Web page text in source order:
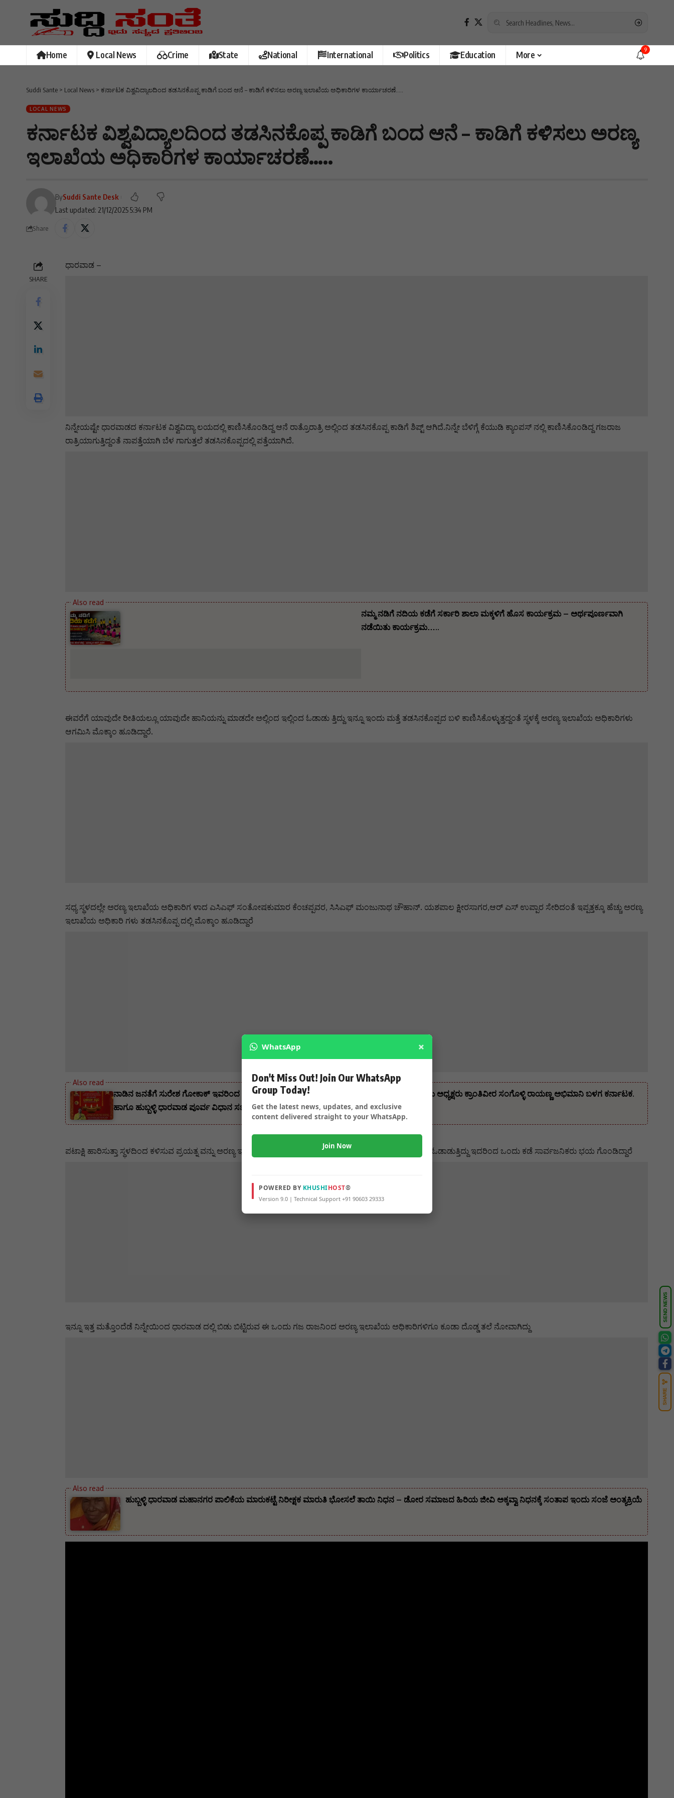
Home Local News Crime State National International Politics Education More 9
Suddi Sante > Local News > ಕರ್ನಾಟಕ ವಿಶ್ವವಿದ್ಯಾಲದಿಂದ ತಡಸಿನಕೊಪ್ಪ ಕಾಡಿಗೆ ಬಂದ ಆನೆ – ಕಾಡಿಗೆ ಕಳಿಸಲು ಅರಣ್ಯ ಇಲಾಖೆಯ ಅಧಿಕಾರಿಗಳ ಕಾರ್ಯಾಚರಣೆ…..
LOCAL NEWS
ಕರ್ನಾಟಕ ವಿಶ್ವವಿದ್ಯಾಲದಿಂದ ತಡಸಿನಕೊಪ್ಪ ಕಾಡಿಗೆ ಬಂದ ಆನೆ – ಕಾಡಿಗೆ ಕಳಿಸಲು ಅರಣ್ಯ
ಇಲಾಖೆಯ ಅಧಿಕಾರಿಗಳ ಕಾರ್ಯಾಚರಣೆ…..
Last updated: 21/12/2025 5:34 PM
BySuddi Sante Desk
Share
SHARE
ಧಾರವಾಡ –
ನಿನ್ನೇಯಷ್ಟೇ ಧಾರವಾಡದ ಕರ್ನಾಟಕ ವಿಶ್ವವಿದ್ಯಾ ಲಯದಲ್ಲಿ ಕಾಣಿಸಿಕೊಂಡಿದ್ದ ಆನೆ ರಾತ್ರೊರಾತ್ರಿ ಅಲ್ಲಿಂದ ತಡಸಿನಕೊಪ್ಪ ಕಾಡಿಗೆ ಶಿಪ್ಟ್ ಆಗಿದೆ.ನಿನ್ನೇ ಬೆಳಿಗ್ಗೆ ಕೆಯುಡಿ ಕ್ಯಾಂಪಸ್ ನಲ್ಲಿ ಕಾಣಿಸಿಕೊಂಡಿದ್ದ ಗಜರಾಜ
ರಾತ್ರಿಯಾಗುತ್ತಿದ್ದಂತೆ ನಾಪತ್ತೆಯಾಗಿ ಬೆಳ ಗಾಗುತ್ತಲೆ ತಡಸಿನಕೊಪ್ಪದಲ್ಲಿ ಪತ್ತೆಯಾಗಿದೆ.
ನಮ್ಮ ನಡಿಗೆ ನದಿಯ ಕಡೆಗೆ ಸರ್ಕಾರಿ ಶಾಲಾ ಮಕ್ಕಳಿಗೆ ಹೊಸ ಕಾರ್ಯಕ್ರಮ – ಅರ್ಥಪೂರ್ಣವಾಗಿ
ನಡೆಯಿತು ಕಾರ್ಯಕ್ರಮ…..
ಈವರೆಗೆ ಯಾವುದೇ ರೀತಿಯಲ್ಲೂ ಯಾವುದೇ ಹಾನಿಯನ್ನು ಮಾಡದೇ ಅಲ್ಲಿಂದ ಇಲ್ಲಿಂದ ಓಡಾಡು ತ್ತಿದ್ದು ಇನ್ನೂ ಇಂದು ಮತ್ತೆ ತಡಸಿನಕೊಪ್ಪದ ಬಳಿ ಕಾಣಿಸಿಕೊಳ್ಳುತ್ತದ್ದಂತೆ ಸ್ಥಳಕ್ಕೆ ಅರಣ್ಯ ಇಲಾಖೆಯ ಅಧಿಕಾರಿಗಳು
ಆಗಮಿಸಿ ಮೊಕ್ಕಾಂ ಹೂಡಿದ್ದಾರೆ.
ಸಧ್ಯ ಸ್ಥಳದಲ್ಲೇ ಅರಣ್ಯ ಇಲಾಖೆಯ ಅಧಿಕಾರಿಗ ಳಾದ ಎಸಿಎಫ್ ಸಂತೋಷಕುಮಾರ ಕೆಂಚಪ್ಪವರ, ಸಿಸಿಎಫ್ ಮಂಜುನಾಥ ಚೌಹಾನ್. ಯಶಪಾಲ ಕ್ಷೀರಸಾಗರ,ಆರ್ ಎಸ್ ಉಪ್ಪಾರ ಸೇರಿದಂತೆ ಇಪ್ಪತ್ತಕ್ಕೂ ಹೆಚ್ಚು ಅರಣ್ಯ
ಇಲಾಖೆಯ ಅಧಿಕಾರಿ ಗಳು ತಡಸಿನಕೊಪ್ಪ ದಲ್ಲಿ ಮೊಕ್ಕಾಂ ಹೂಡಿದ್ದಾರೆ
ನಾಡಿನ ಜನತೆಗೆ ಸುರೇಶ ಗೋಕಾಕ್ ಇವರಿಂದ ದೀಪಾವಳಿ ಹಬ್ಬದ ಶುಭಾಶಯ ಗಳು ಸುರೇಶ ಗೋಕಾಕ್, ಸಂಸ್ಥಾಪಕರು ಅಧ್ಯಕ್ಷರು ಕ್ರಾಂತಿವೀರ ಸಂಗೊಳ್ಳಿ ರಾಯಣ್ಣ ಅಭಿಮಾನಿ ಬಳಗ ಕರ್ನಾಟಕ.
‌ಹಾಗೂ ಹುಬ್ಬಳ್ಳಿ ಧಾರವಾಡ ಪೂರ್ವ ವಿಧಾನ ಸಭಾ ಕ್ಷೇತ್ರ
ಪಟಾಕ್ಷಿ ಹಾರಿಸುತ್ತಾ ಸ್ಥಳದಿಂದ ಕಳಿಸುವ ಪ್ರಯತ್ನ ವನ್ನು ಅರಣ್ಯ ಇಲಾಖೆಯ ಅಧಿಕಾರಿಗಳು ಮಾಡುತ್ತಿ ದ್ದಾರೆ. ಇನ್ನೂ ಒಂದೇ ಒಂದು ಆನೆ ಓಡಾಡುತ್ತಿದ್ದು ಇದರಿಂದ ಒಂದು ಕಡೆ ಸಾರ್ವಜನಿಕರು ಭಯ ಗೊಂಡಿದ್ದಾರೆ
ಇನ್ನೂ ಇತ್ತ ಮತ್ತೊಂದೆಡೆ ನಿನ್ನೇಯಿಂದ ಧಾರವಾಡ ದಲ್ಲಿ ಬಿಡು ಬಿಟ್ಟಿರುವ ಈ ಒಂದು ಗಜ ರಾಜನಿಂದ ಅರಣ್ಯ ಇಲಾಖೆಯ ಅಧಿಕಾರಿಗಳಿಗೂ ಕೂಡಾ ದೊಡ್ಡ ತಲೆ ನೋವಾಗಿದ್ದು
ಹುಬ್ಬಳ್ಳಿ ಧಾರವಾಡ ಮಹಾನಗರ ಪಾಲಿಕೆಯ ಮಾರುಕಟ್ಟೆ ನಿರೀಕ್ಷಕ ಮಾರುತಿ ಭೋಸಲೆ ತಾಯಿ ನಿಧನ – ಡೋರ ಸಮಾಜದ ಹಿರಿಯ ಜೀವಿ ಅಕ್ಕವ್ವಾ ನಿಧನಕ್ಕೆ ಸಂತಾಪ ಇಂದು ಸಂಜೆ ಅಂತ್ಯಕ್ರಿಯೆ
SEND NEWS
SHARE
WhatsApp ×
Don't Miss Out! Join Our WhatsApp
Group Today!
Get the latest news, updates, and exclusive
content delivered straight to your WhatsApp.
Join Now
POWERED BY KHUSHIHOST®
Version 9.0 | Technical Support +91 90603 29333